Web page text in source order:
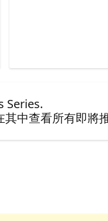
Series.
其中查看所有即將